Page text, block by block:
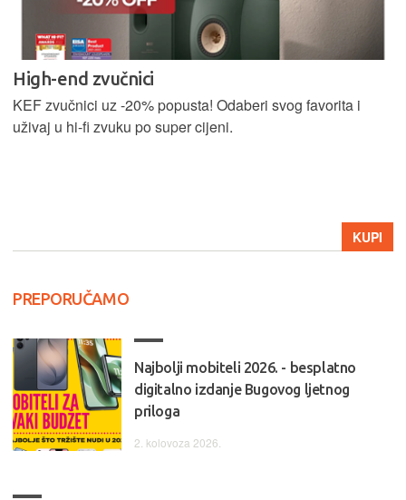
High-end zvučnici
KEF zvučnici uz -20% popusta! Odaberi svog favorita i
uživaj u hi-fi zvuku po super cijeni.
KUPI
PREPORUČAMO
Najbolji mobiteli 2026. - besplatno
digitalno izdanje Bugovog ljetnog
priloga
2. kolovoza 2026.